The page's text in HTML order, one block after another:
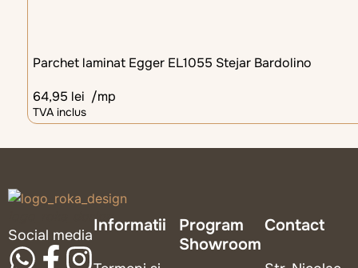
Parchet laminat Egger EL1055 Stejar Bardolino
64,95 lei /mp
TVA inclus
logo_roka_design
Social media
Informatii
Program
Showroom
Contact